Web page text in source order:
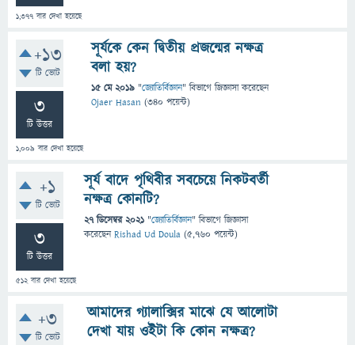
1,377 বার দেখা হয়েছে
+13
টি ভোট
3
টি উত্তর
1,009 বার দেখা হয়েছে
সূর্যকে কেন দ্বিতীয় প্রজন্মের নক্ষত্র
বলা হয়?
15 মে 2019 "জ্যোতির্বিজ্ঞান" বিভাগে জিজ্ঞাসাকরেছেন
Ojaer Hasan (340 পয়েন্ট)
+1
টি ভোট
3
টি উত্তর
512বার দেখা হয়েছে
সূর্য বাদে পৃথিবীর সবচেয়ে নিকটবর্তী
নক্ষত্র কোনটি?
27 ডিসেম্বর 2021 "জ্যোতির্বিজ্ঞান" বিভাগে জিজ্ঞাসা
করেছেনRishad Ud Doula (5,760 পয়েন্ট)
+3
টি ভোট
আমাদের গ্যালাক্সির মাঝে যে আলোটা
দেখা যায় ওইটা কি কোন নক্ষত্র?